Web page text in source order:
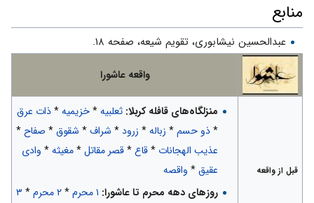
منابع
عبدالحسین نیشابوری، تقویم شیعه، صفحه ۱۸.
واقعه عاشورا
قبل از واقعه
منزلگاه‌های قافله کربلا: ثعلبیه*خزیمیه*ذات عرق
*ذو حسم* زباله* زرود* شراف* شقوق* صفاح*
عذیب الهجانات *قاع*قصر مقاتل*مغیثه* وادی
عقیق* واقصه
روزهای دهه محرم تا عاشورا: ۱ محرم *۲ محرم * ۳